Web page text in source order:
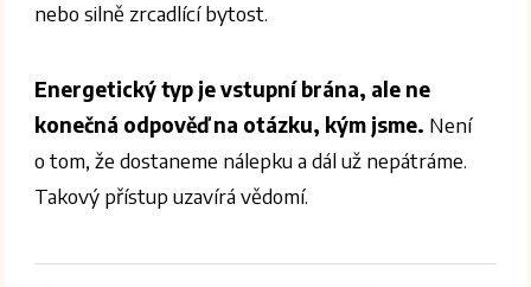
nebo silně zrcadlící bytost.
Energetický typ je vstupní brána, ale ne
konečná odpověď na otázku, kým jsme. Není
o tom, že dostaneme nálepku a dál už nepátráme.
Takový přístup uzavírá vědomí.